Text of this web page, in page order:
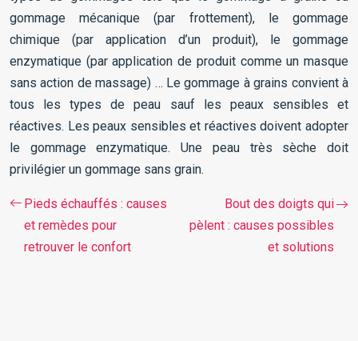
gommage mécanique (par frottement), le gommage
chimique (par application d’un produit), le gommage
enzymatique (par application de produit comme un masque
sans action de massage) … Le gommage à grains convient à
tous les types de peau sauf les peaux sensibles et
réactives. Les peaux sensibles et réactives doivent adopter
le gommage enzymatique. Une peau très sèche doit
privilégier un gommage sans grain.
Pieds échauffés : causes
et remèdes pour
retrouver le confort
Bout des doigts qui
pèlent : causes possibles
et solutions